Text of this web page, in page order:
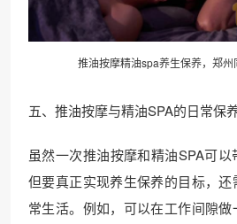
推油按摩精油spa养生保养，郑
五、推油按摩与精油SPA的日常保
虽然一次推油按摩和精油SPA可以
但要真正实现养生保养的目标，
常生活。例如，可以在工作间隙做